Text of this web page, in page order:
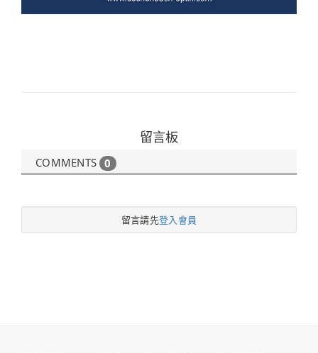
留言板
COMMENTS 0
留言請先登入會員